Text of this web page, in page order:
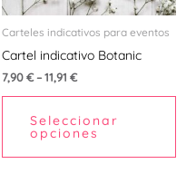
Carteles indicativos para eventos
Cartel indicativo Botanic
7,90€–11,91 €
Seleccionar
opciones
se
la